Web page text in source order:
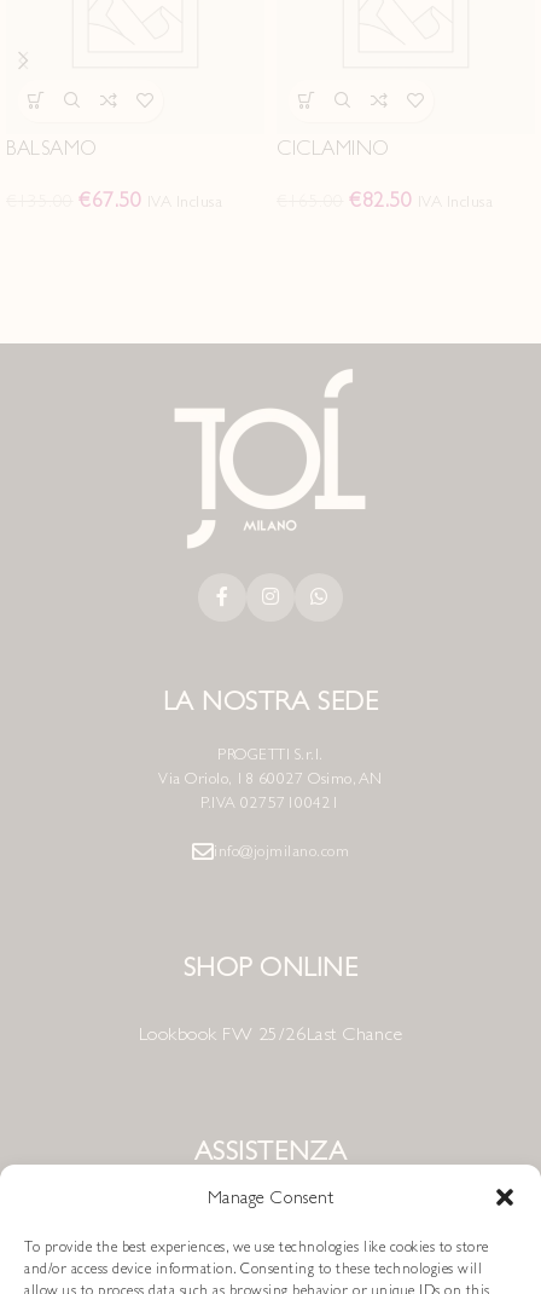
Manage Consent
To provide the best experiences, we use technologies like cookies to store
and/or access device information. Consenting to these technologies will
allow us to process data such as browsing behavior or unique IDs on this
BALSAMO
€67.50
CICLAMINO
€82.50
LA NOSTRA SEDE
PROGETTI S.r.l.
Via Oriolo, 18 60027 Osimo, AN
P.IVA 02757100421
info@jojmilano.com
SHOP ONLINE
Lookbook FW 25/26Last Chance
ASSISTENZA
Metodi di Pagamento